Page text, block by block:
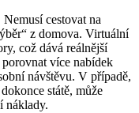
cestovat na
z domova. Virtuální
což dává reálnější
více nabídek
návštěvu. V případě,
státě, může
náklady.